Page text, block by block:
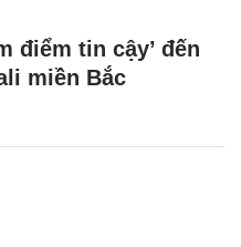
điểm tin cậy’ đến
miền Bắc